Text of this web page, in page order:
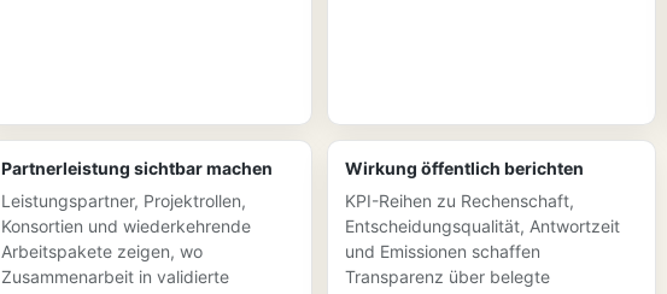
Partnerleistung sichtbar machen
Leistungspartner, Projektrollen,
Konsortien und wiederkehrende
Arbeitspakete zeigen, wo
Zusammenarbeit in validierte
Wirkung öffentlich berichten
KPI-Reihen zu Rechenschaft,
Entscheidungsqualität, Antwortzeit
und Emissionen schaffen
Transparenz über belegte